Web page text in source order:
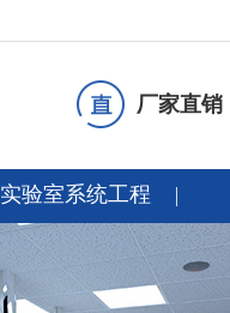
厂家直销
实验室系统工程